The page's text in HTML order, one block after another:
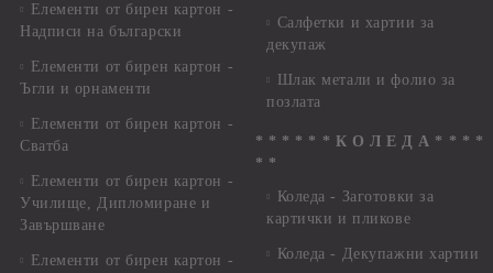
Елементи от бирен картон -
Надписи на български
Елементи от бирен картон -
Ъгли и орнаменти
Елементи от бирен картон -
Сватба
Елементи от бирен картон -
Училище, Дипломиране и
Завършване
Елементи от бирен картон -
Салфетки и хартии за
декупаж
Шлак метали и фолио за
позлата
* * * * * * К О Л Е Д А * * * *
* *
Коледа - Заготовки за
картички и пликове
Коледа - Декупажни хартии